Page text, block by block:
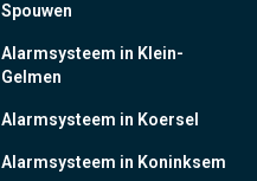
Spouwen
Alarmsysteem in Klein-
Gelmen
Alarmsysteem in Koersel
Alarmsysteem in Koninksem